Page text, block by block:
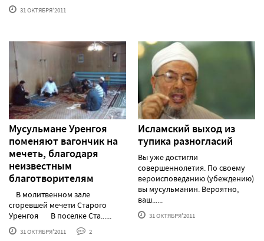
31 ОКТЯБРЯ'2011
Мусульмане Уренгоя
поменяют вагончик на
мечеть, благодаря
неизвестным
благотворителям
В молитвенном зале
сгоревшей мечети Старого
Уренгоя В поселке Ста......
31 ОКТЯБРЯ'2011 2
Исламский выход из
тупика разногласий
Вы уже достигли
совершеннолетия. По своему
вероисповеданию (убеждению)
вы мусульманин. Вероятно,
ваш......
31 ОКТЯБРЯ'2011